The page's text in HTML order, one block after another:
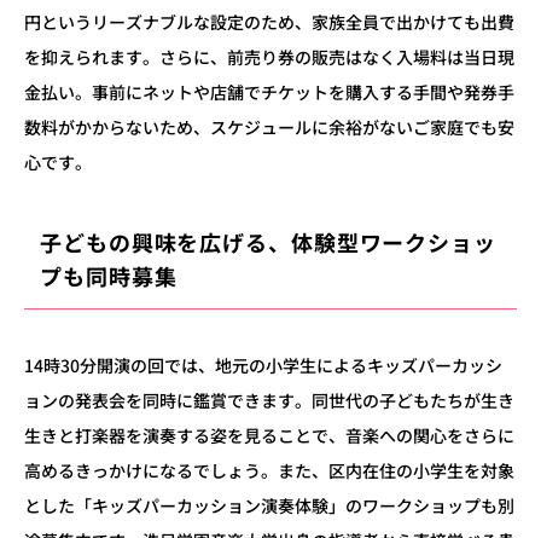
円というリーズナブルな設定のため、家族全員で出かけても出費
を抑えられます。さらに、前売り券の販売はなく入場料は当日現
金払い。事前にネットや店舗でチケットを購入する手間や発券手
数料がかからないため、スケジュールに余裕がないご家庭でも安
心です。
子どもの興味を広げる、体験型ワークショッ
プも同時募集
14時30分開演の回では、地元の小学生によるキッズパーカッシ
ョンの発表会を同時に鑑賞できます。同世代の子どもたちが生き
生きと打楽器を演奏する姿を見ることで、音楽への関心をさらに
高めるきっかけになるでしょう。また、区内在住の小学生を対象
とした「キッズパーカッション演奏体験」のワークショップも別